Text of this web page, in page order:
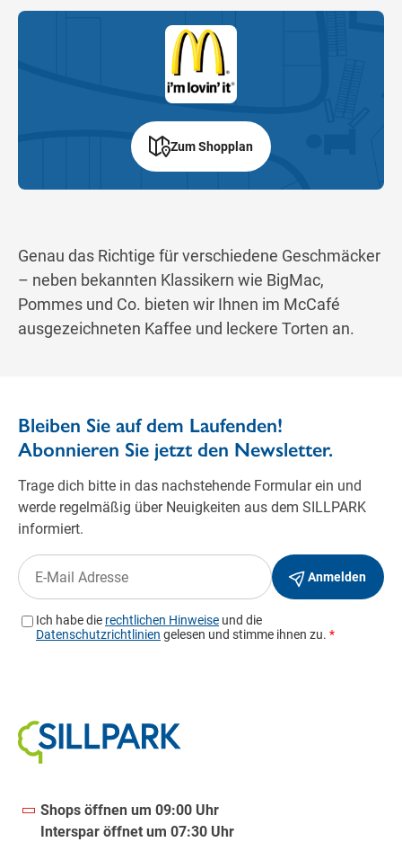
Genau das Richtige für verschiedene Geschmäcker
– neben bekannten Klassikern wie BigMac,
Pommes und Co. bieten wir Ihnen im McCafé
ausgezeichneten Kaffee und leckere Torten an.
Zum Shopplan
Shops öffnen um 09:00 Uhr
Interspar öffnet um 07:30 Uhr